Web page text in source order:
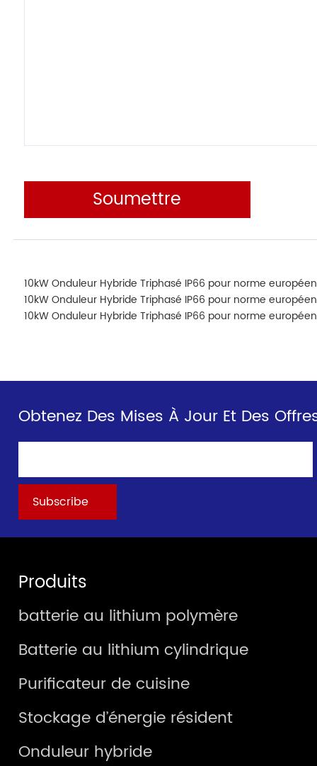
Soumettre
10kW Onduleur Hybride Triphasé IP66 pour norme
10kW Onduleur Hybride Triphasé IP66 pour norme
10kW Onduleur Hybride Triphasé IP66 pour norme
Obtenez Des Mises À Jour Et Des
Produits
batterie au lithium polymère
Batterie au lithium cylindrique
Purificateur de cuisine
Stockage d’énergie résident
Onduleur hybride